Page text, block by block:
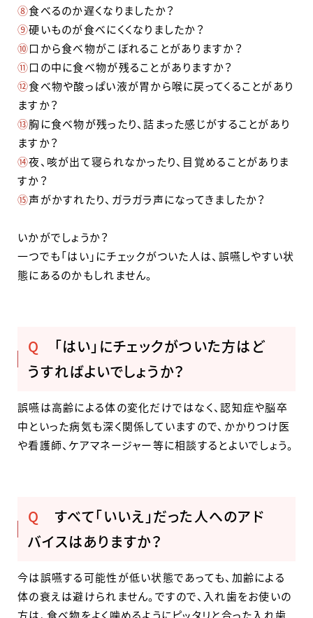
⑧食べるのか遅くなりましたか？
⑨硬いものが食べにくくなりましたか？
⑩口から食べ物がこぼれることがありますか？
⑪口の中に食べ物が残ることがありますか？
⑫食べ物や酸っぱい液が胃から喉に戻ってくることがあり
ますか？
⑬胸に食べ物が残ったり、詰まった感じがすることがあり
ますか？
⑭夜、咳が出て寝られなかったり、目覚めることがありま
すか？
⑮声がかすれたり、ガラガラ声になってきましたか？
いかがでしょうか？
一つでも「はい」にチェックがついた人は、誤嚥しやすい状
態にあるのかもしれません。
Q 「はい」にチェックがついた方はど
うすればよいでしょうか？
誤嚥は高齢による体の変化だけではなく、認知症や脳卒
中といった病気も深く関係していますので、かかりつけ医
や看護師、ケアマネージャー等に相談するとよいでしょう。
Q すべて「いいえ」だった人へのアド
バイスはありますか？
今は誤嚥する可能性が低い状態であっても、加齢による
体の衰えは避けられません。ですので、入れ歯をお使いの